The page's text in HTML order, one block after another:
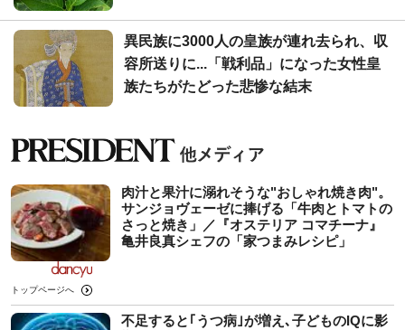
異民族に3000人の皇族が連れ去られ、収
容所送りに...「戦利品」になった女性皇
族たちがたどった悲惨な結末
肉汁と果汁に溺れそうな"おしゃれ焼き肉"。
サンジョヴェーゼに捧げる「牛肉とトマトの
さっと焼き」／『オステリア コマチーナ』
亀井良真シェフの「家つまみレシピ」
トップページへ
不足すると｢うつ病｣が増え､子どものIQに影